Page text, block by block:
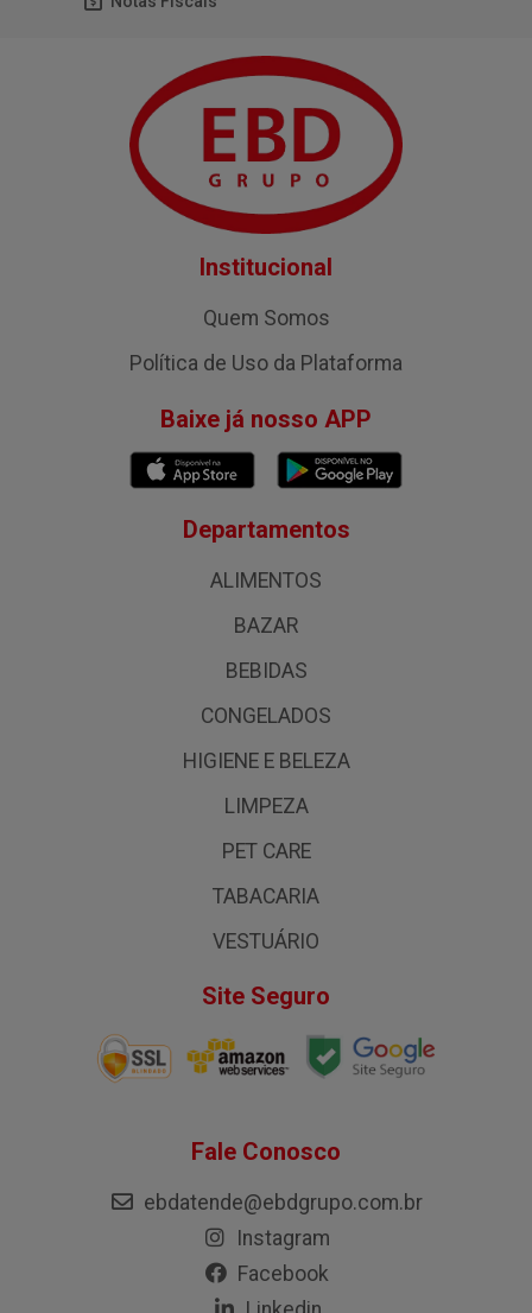
Institucional
Quem Somos
Política de Uso da Plataforma
Baixe já nosso APP
Departamentos
ALIMENTOS
BAZAR
BEBIDAS
CONGELADOS
HIGIENE E BELEZA
LIMPEZA
PET CARE
TABACARIA
VESTUÁRIO
Site Seguro
Fale Conosco
ebdatende@ebdgrupo.com.br
Instagram
Facebook